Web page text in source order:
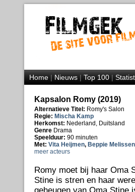
Home|Nieuws|Top 100|
Kapsalon Romy (2019)
Alternatieve Titel: Romy's Salon
Regie: Mischa Kamp
Herkomst: Nederland, Duitsland
Genre Drama
Speelduur: 90 minuten
Met: Vita Heijmen, Beppie Melissen
meer acteurs
Romy moet bij haar Oma
Stine is stren en haar